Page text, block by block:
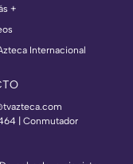
+
Internacional
| Conmutador